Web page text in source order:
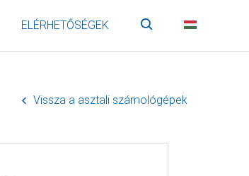
ELÉRHETŐSÉGEK Keresés
Vissza a asztali számológépek